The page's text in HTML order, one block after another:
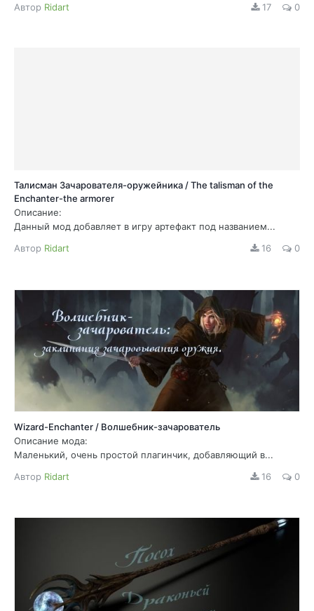
Автор Ridart 17 0
Талисман Зачарователя-оружейника / The talisman of the
Enchanter-the armorer
Описание:
Данный мод добавляет в игру артефакт под названием...
Автор Ridart 16 0
Wizard-Enchanter / Волшебник-зачарователь
Описание мода:
Маленький, очень простой плагинчик, добавляющий в...
Автор Ridart 16 0